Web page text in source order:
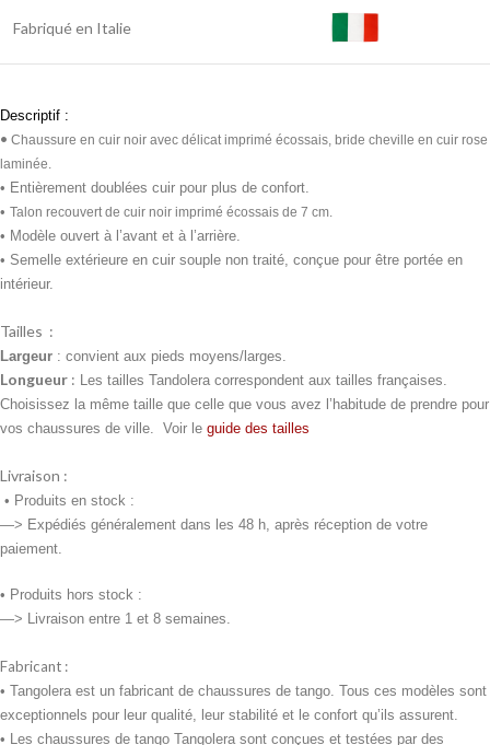
Fabriqué en Italie
Descriptif :
• Chaussure en cuir noir avec délicat imprimé écossais, bride cheville en cuir rose
laminée.
• Entièrement doublées cuir pour plus de confort.
• Talon recouvert de cuir noir imprimé écossais de 7 cm.
• Modèle ouvert à l’avant et à l’arrière.
• Semelle extérieure en cuir souple non traité, conçue pour être portée en
intérieur.
Tailles :
Largeur : convient aux pieds moyens/larges.
Longueur : Les tailles Tandolera correspondent aux tailles françaises.
Choisissez la même taille que celle que vous avez l’habitude de prendre pour
vos chaussures de ville. Voir le guide des tailles
Livraison :
• Produits en stock :
—> Expédiés généralement dans les 48 h, après réception de votre
paiement.
• Produits hors stock :
—> Livraison entre 1 et 8 semaines.
Fabricant :
• Tangolera est un fabricant de chaussures de tango. Tous ces modèles sont
exceptionnels pour leur qualité, leur stabilité et le confort qu’ils assurent.
• Les chaussures de tango Tangolera sont conçues et testées par des